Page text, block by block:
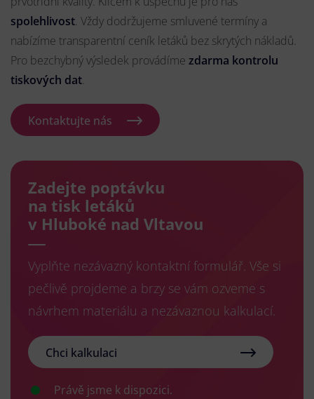
spolehlivost. Vždy dodržujeme smluvené termíny a
nabízíme transparentní ceník letáků bez skrytých nákladů.
Pro bezchybný výsledek provádíme zdarma kontrolu
tiskových dat.
Kontaktujte nás
Zadejte poptávku
na tisk letáků
v Hluboké nad Vltavou
Vyplňte nezávazný kontaktní formulář. Vše si
pečlivě projdeme a brzy se vám ozveme s
návrhem materiálu a nezávaznou kalkulací.
Chci kalkulaci
Právě jsme k dispozici.